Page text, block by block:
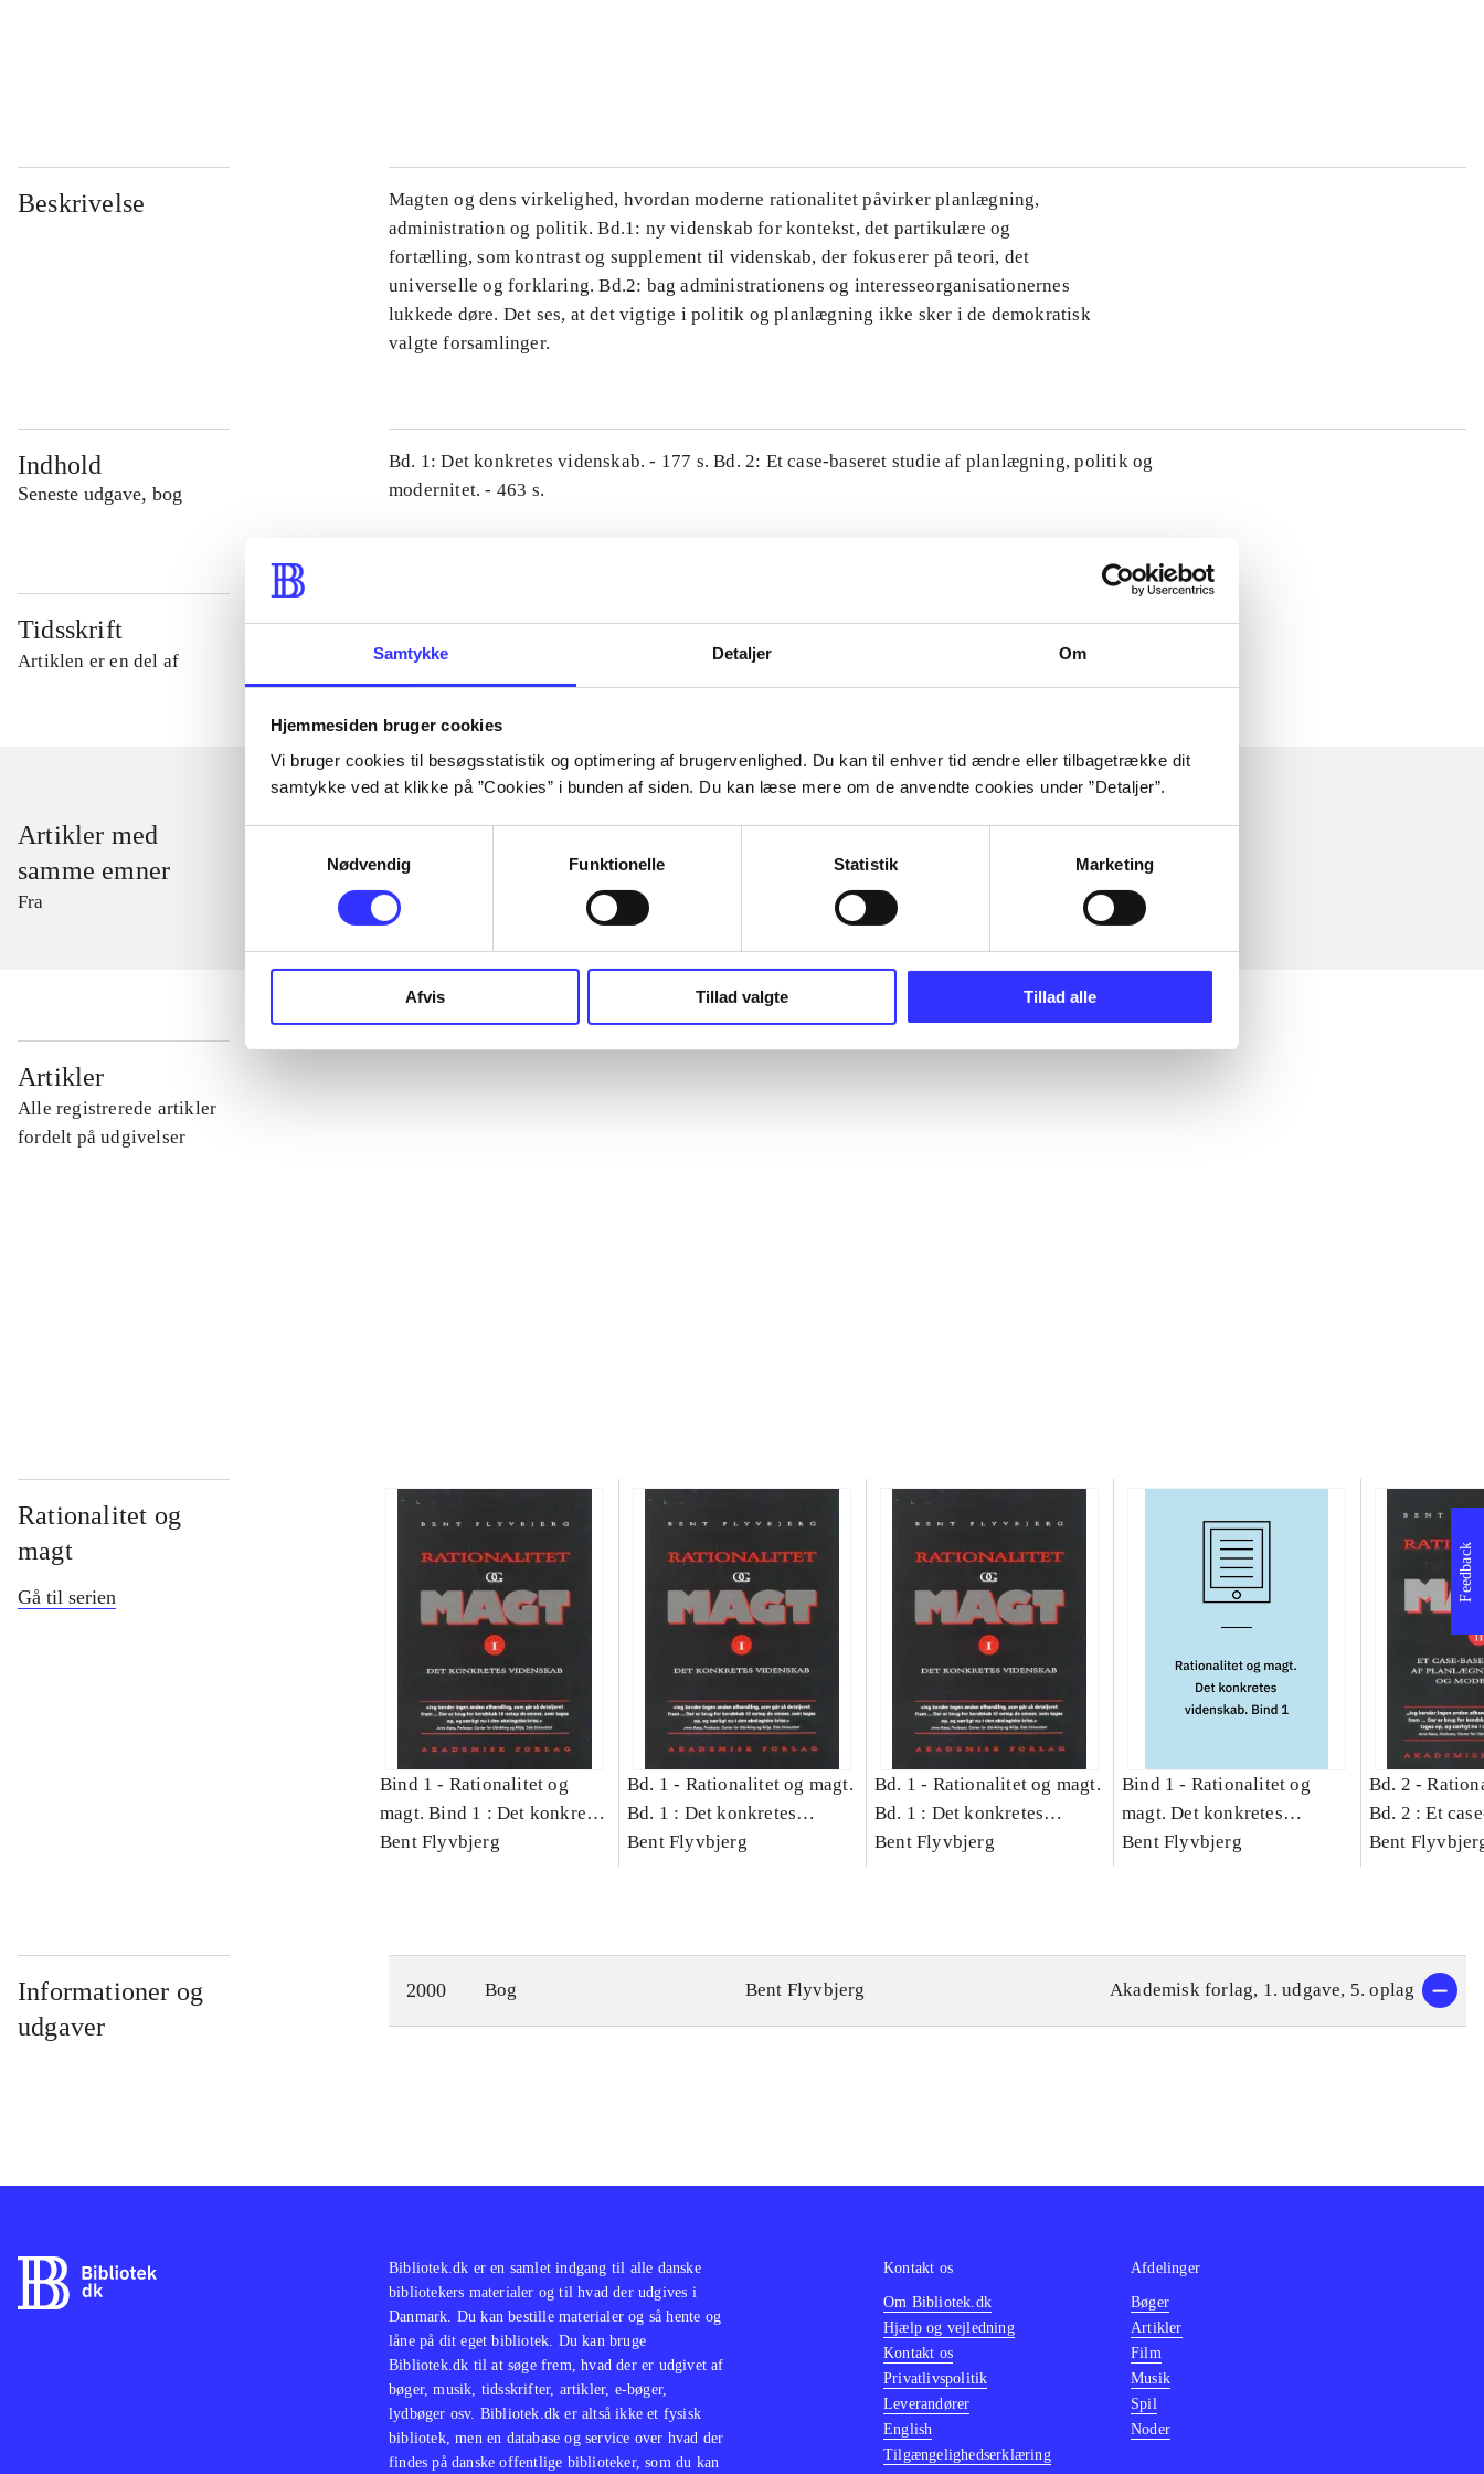
Samtykke Detaljer Om
Hjemmesiden bruger cookies
Vi bruger cookies til besøgsstatistik og optimering af brugervenlighed. Du kan til enhver tid ændre eller tilbagetrække dit
samtykke ved at klikke på ”Cookies” i bunden af siden. Du kan læse mere om de anvendte cookies under ”Detaljer”.
Nødvendig
Funktionelle Statistik Marketing
Afvis Tillad valgte Tillad alle
Beskrivelse
Magten og dens virkelighed, hvordan moderne rationalitet påvirker planlægning,
administration og politik. Bd.1: ny videnskab for kontekst, det partikulære og
fortælling, som kontrast og supplement til videnskab, der fokuserer på teori, det
universelle og forklaring. Bd.2: bag administrationens og interesseorganisationernes
lukkede døre. Det ses, at det vigtige i politik og planlægning ikke sker i de demokratisk
valgte forsamlinger.
Indhold
Seneste udgave, bog
Bd. 1: Det konkretes videnskab. - 177 s. Bd. 2: Et case-baseret studie af planlægning, politik og
modernitet. - 463 s.
Tidsskrift
Artiklen er en del af
Artikler med
samme emner
Fra
Artikler
Alle registrerede artikler
fordelt på udgivelser
Rationalitet og
magt
Gå til serien
Bind 1 - Rationalitet og
magt. Bind 1 : Det konkretes
videnskab
Bent Flyvbjerg
Bd. 1 - Rationalitet og magt.
Bd. 1 : Det konkretes
videnskab
Bent Flyvbjerg
Bd. 1 - Rationalitet og magt.
Bd. 1 : Det konkretes
videnskab
Bent Flyvbjerg
Bind 1 - Rationalitet og
magt. Det konkretes
videnskab. Bind 1
Bent Flyvbjerg
Bd. 2 -
Bd. 2 : Et
studie af
Bent
Informationer og
udgaver
2000 Bog Bent Flyvbjerg Akademisk forlag, 1. udgave, 5. oplag
Feedback
Bibliotek.dk er en samlet indgang til alle danske
bibliotekers materialer og til hvad der udgives i
Danmark. Du kan bestille materialer og så hente og
låne på dit eget bibliotek. Du kan bruge
Bibliotek.dk til at søge frem, hvad der er udgivet af
bøger, musik, tidsskrifter, artikler, e-bøger,
lydbøger osv. Bibliotek.dk er altså ikke et fysisk
bibliotek, men en database og service over hvad der
findes på danske offentlige biblioteker, som du kan
Kontakt os
Om Bibliotek.dk
Hjælp og vejledning
Kontakt os
Privatlivspolitik
Leverandører
English
Tilgængelighedserklæring
Afdelinger
Bøger
Artikler
Film
Musik
Spil
Noder